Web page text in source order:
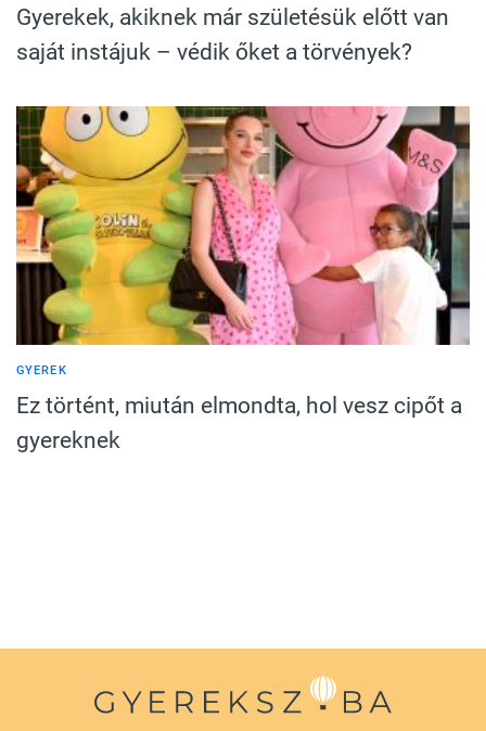
Gyerekek, akiknek már születésük előtt van
saját instájuk – védik őket a törvények?
GYEREK
Ez történt, miután elmondta, hol vesz cipőt a
gyereknek